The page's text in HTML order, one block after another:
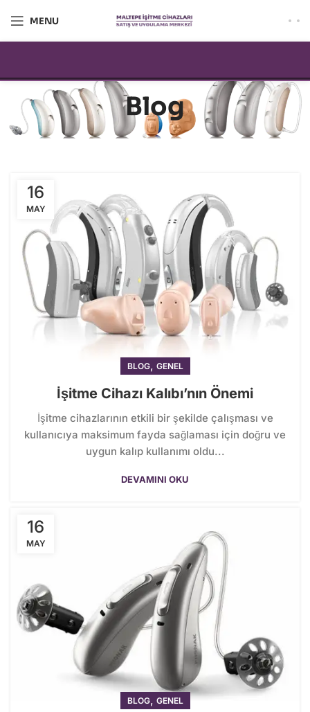
MENU
Blog
16
MAY
BLOG, GENEL
İşitme Cihazı Kalıbı’nın Önemi
İşitme cihazlarının etkili bir şekilde çalışması ve
kullanıcıya maksimum fayda sağlaması için doğru ve
uygun kalıp kullanımı oldu...
DEVAMINI OKU
16
MAY
BLOG, GENEL